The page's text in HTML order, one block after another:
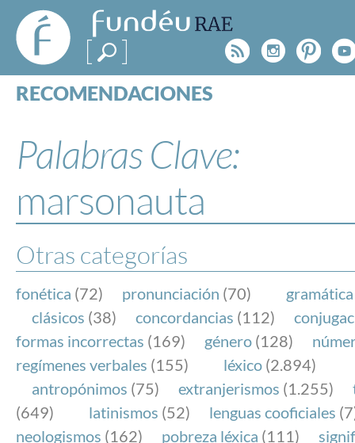
FundéuRAE
- Fundación
del Español
Urgente
Rss
RECOMENDACIONES
ESPECIALES
BLOG
NOTICIAS
FundéuRAE es una fundación patrocinada por la
y la Real Academia Española, cuyo objetivo es
el buen uso del español en los medios de
Internet.
Palabras Clave:
marsonauta
Otras categorías
fonética (72) pronunciación (70) gramática
clásicos (38) concordancias (112)
formas incorrectas (169) género (128)
regímenes verbales (155) léxico (2.894)
antropónimos (75) extranjerismos (1.255)
(649)
latinismos (52) lenguas cooficiales
neologismos (162) pobreza léxica (111)